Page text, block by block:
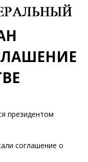
президентом
соглашение о